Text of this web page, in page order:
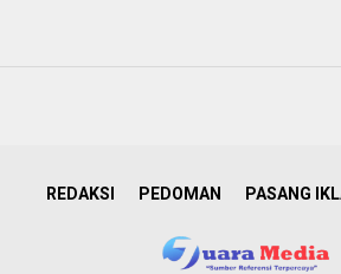
REDAKSI PEDOMAN PASANG